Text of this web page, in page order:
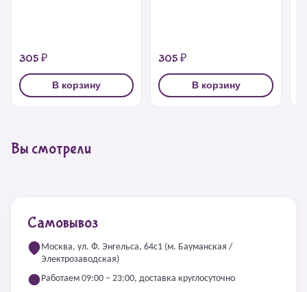
305 ₽
В корзину
305 ₽
В корзину
Вы смотрели
Самовывоз
Москва, ул. Ф. Энгельса, 64с1 (м. Бауманская /
Электрозаводская)
Работаем 09:00 – 23:00, доставка круглосуточно